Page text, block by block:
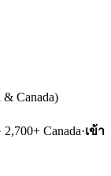
Canada)
Canada·เข้า